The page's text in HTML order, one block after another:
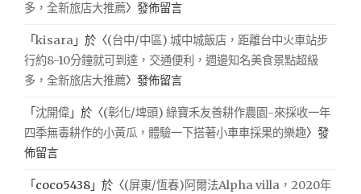
多，全新旅店大推薦〉發佈留言
「kisara 」於〈(台中/中區) 城中城飯店，距離台中火車站步
行約8-10分鐘就可到達，交通便利，週邊知名美食景點超級
多，全新旅店大推薦〉發佈留言
「沈開偉 」於〈(彰化/埤頭) 綠寶禾友善耕作農園-來採收一年
四季無毒耕作的小黃瓜，體驗一下搭著小車車採果的樂趣〉發
佈留言
「 coco5438 」於〈(屏東/恆春)阿爾法Alpha villa，2020年